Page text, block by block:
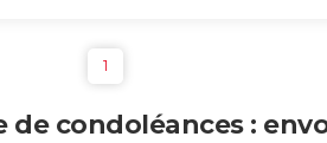
1
de condoléances :